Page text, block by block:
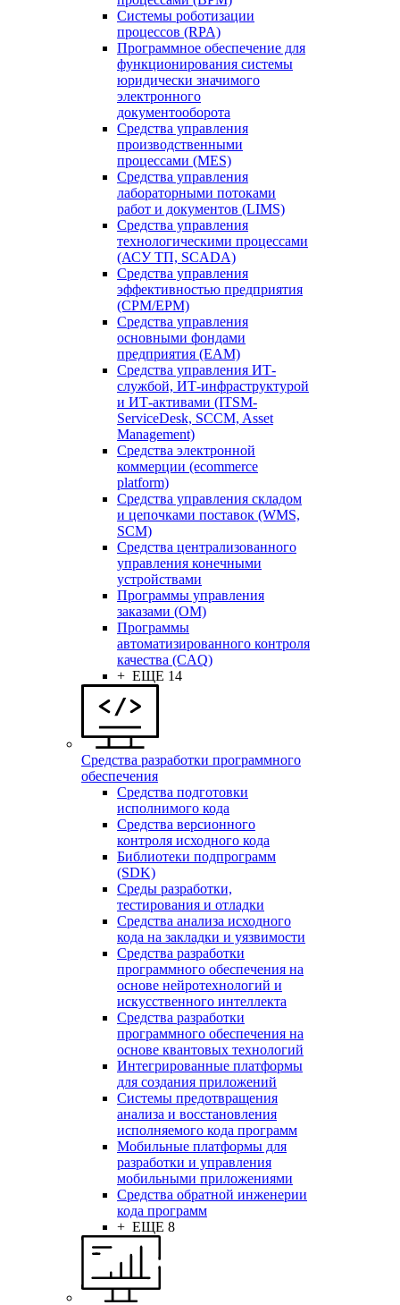
Системы роботизации
процессов (RPA)
Программное обеспечение для
функционирования системы
юридически значимого
электронного
документооборота
Средства управления
производственными
процессами (MES)
Средства управления
лабораторными потоками
работ и документов (LIMS)
Средства управления
технологическими процессами
(АСУ ТП, SCADA)
Средства управления
эффективностью предприятия
(CPM/EPM)
Средства управления
основными фондами
предприятия (EAM)
Средства управления ИТ-
службой, ИТ-инфраструктурой
и ИТ-активами (ITSM-
ServiceDesk, SCCM, Asset
Management)
Средства электронной
коммерции (ecommerce
platform)
Средства управления складом
и цепочками поставок (WMS,
SCM)
Средства централизованного
управления конечными
устройствами
Программы управления
заказами (OM)
Программы
автоматизированного контроля
качества (CAQ)
+ ЕЩЕ 14
Средства разработки программного
обеспечения
Средства подготовки
исполнимого кода
Средства версионного
контроля исходного кода
Библиотеки подпрограмм
(SDK)
Среды разработки,
тестирования и отладки
Средства анализа исходного
кода на закладки и уязвимости
Средства разработки
программного обеспечения на
основе нейротехнологий и
искусственного интеллекта
Средства разработки
программного обеспечения на
основе квантовых технологий
Интегрированные платформы
для создания приложений
Системы предотвращения
анализа и восстановления
исполняемого кода программ
Мобильные платформы для
разработки и управления
мобильными приложениями
Средства обратной инженерии
кода программ
+ ЕЩЕ 8